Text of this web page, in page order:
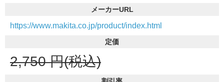
メーカーURL
https://www.makita.co.jp/product/index.html
定価
2,750 円(税込)